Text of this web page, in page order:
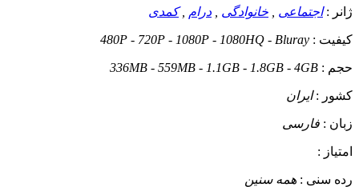
ژانر :اجتماعی خانوادگی درام ,کمدی
کیفیت : 480P - 720P - 1080P - 1080HQ - Bluray
حجم : 336MB - 559MB - 1.1GB - 1.8GB - 4GB
کشور :ایران
زبان : فارسی
امتیاز :
رده سنی : همه سنین